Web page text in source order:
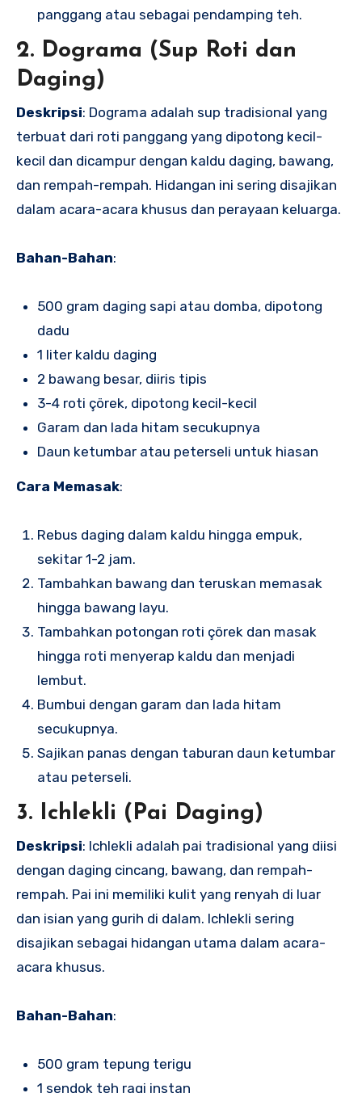
panggang atau sebagai pendamping teh.
2. Dograma (Sup Roti dan
Daging)
Deskripsi: Dograma adalah sup tradisional yang
terbuat dari roti panggang yang dipotong kecil-
kecil dan dicampur dengan kaldu daging, bawang,
dan rempah-rempah. Hidangan ini sering disajikan
dalam acara-acara khusus dan perayaan keluarga.
Bahan-Bahan:
500 gram daging sapi atau domba, dipotong
dadu
1 liter kaldu daging
2 bawang besar, diiris tipis
3-4 roti çörek, dipotong kecil-kecil
Garam dan lada hitam secukupnya
Daun ketumbar atau peterseli untuk hiasan
Cara Memasak:
Rebus daging dalam kaldu hingga empuk,
sekitar 1-2 jam.
Tambahkan bawang dan teruskan memasak
hingga bawang layu.
Tambahkan potongan roti çörek dan masak
hingga roti menyerap kaldu dan menjadi
lembut.
Bumbui dengan garam dan lada hitam
secukupnya.
Sajikan panas dengan taburan daun ketumbar
atau peterseli.
3. Ichlekli (Pai Daging)
Deskripsi: Ichlekli adalah pai tradisional yang diisi
dengan daging cincang, bawang, dan rempah-
rempah. Pai ini memiliki kulit yang renyah di luar
dan isian yang gurih di dalam. Ichlekli sering
disajikan sebagai hidangan utama dalam acara-
acara khusus.
Bahan-Bahan:
500 gram tepung terigu
1 sendok teh ragi instan